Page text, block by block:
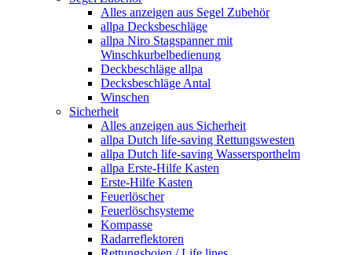
Alles anzeigen aus Segel Zubehör
allpa Decksbeschläge
allpa Niro Stagspanner mit
Winschkurbelbedienung
Deckbeschläge allpa
Decksbeschläge Antal
Winschen
Sicherheit
Alles anzeigen aus Sicherheit
allpa Dutch life-saving Rettungswesten
allpa Dutch life-saving Wassersporthelm
allpa Erste-Hilfe Kasten
Erste-Hilfe Kasten
Feuerlöscher
Feuerlöschsysteme
Kompasse
Radarreflektoren